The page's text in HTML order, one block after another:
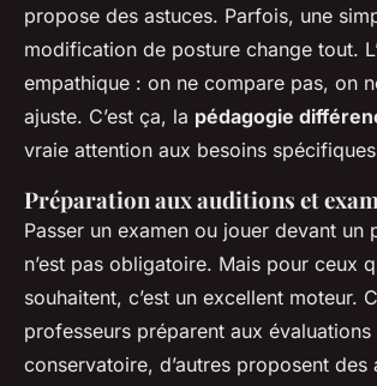
propose des astuces. Parfois, une
modification de posture change tout.
empathique : on ne compare pas, on
ajuste. C’est ça, la pédagogie
vraie attention aux besoins
Préparation aux auditions et
Passer un examen ou jouer devant un
n’est pas obligatoire. Mais pour ceux
souhaitent, c’est un excellent moteur.
professeurs préparent aux évaluations
conservatoire, d’autres proposent des